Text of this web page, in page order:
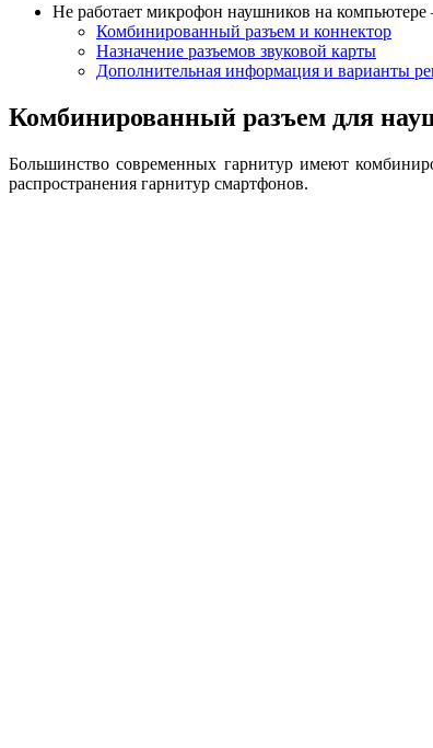
Не работает микрофон наушников на
Комбинированный разъем и коннектор
Назначение разъемов звуковой карты
Дополнительная информация и варианты
Комбинированный разъем для
Большинство современных гарнитур имеют
распространения гарнитур смартфонов.